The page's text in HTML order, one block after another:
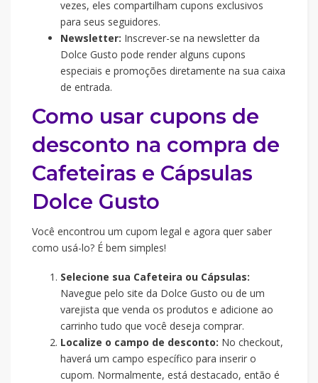
vezes, eles compartilham cupons exclusivos
para seus seguidores.
Newsletter: Inscrever-se na newsletter da
Dolce Gusto pode render alguns cupons
especiais e promoções diretamente na sua caixa
de entrada.
Como usar cupons de
desconto na compra de
Cafeteiras e Cápsulas
Dolce Gusto
Você encontrou um cupom legal e agora quer saber
como usá-lo? É bem simples!
Selecione sua Cafeteira ou Cápsulas:
Navegue pelo site da Dolce Gusto ou de um
varejista que venda os produtos e adicione ao
carrinho tudo que você deseja comprar.
Localize o campo de desconto: No checkout,
haverá um campo específico para inserir o
cupom. Normalmente, está destacado, então é